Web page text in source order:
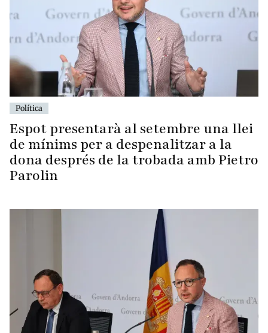
Política
Espot presentarà al setembre una llei
de mínims per a despenalitzar a la
dona després de la trobada amb Pietro
Parolin